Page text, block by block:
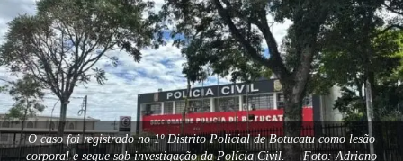
O caso foi registrado no 1º Distrito Policial de Botucatu como lesão
corporal e segue sob investigação da Polícia Civil. — Foto: Adriano